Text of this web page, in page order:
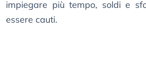
impiegare più tempo, soldi e
essere cauti.